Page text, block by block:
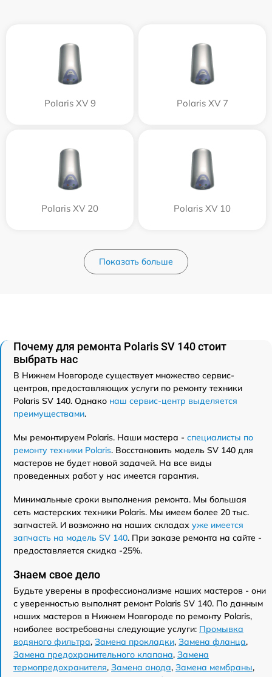
Polaris XV 9 Polaris XV 7
Polaris XV 20 Polaris XV 10
Показать больше
Почему для ремонта Polaris SV 140 стоит
выбрать нас
В Нижнем Новгороде существует множество сервис-
центров, предоставляющих услуги по ремонту техники
Polaris SV 140. Однако наш сервис-центр выделяется
преимуществами.
Мы ремонтируем Polaris. Наши мастера - специалисты по
ремонту техники Polaris. Восстановить модель SV 140 для
мастеров не будет новой задачей. На все виды
проведенных работ у нас имеется гарантия.
Минимальные сроки выполнения ремонта. Мы большая
сеть мастерских техники Polaris. Мы имеем более 20 тыс.
запчастей. И возможно на наших складах уже имеется
запчасть на модель SV 140. При заказе ремонта на сайте -
предоставляется скидка -25%.
Знаем свое дело
Будьте уверены в профессионализме наших мастеров - они
с уверенностью выполнят ремонт Polaris SV 140. По данным
наших мастеров в Нижнем Новгороде по ремонту Polaris,
наиболее востребованы следующие услуги: Промывка
водяного фильтра, Замена прокладки, Замена фланца,
Замена предохранительного клапана, Замена
термопредохранителя, Замена анода, Замена мембраны,